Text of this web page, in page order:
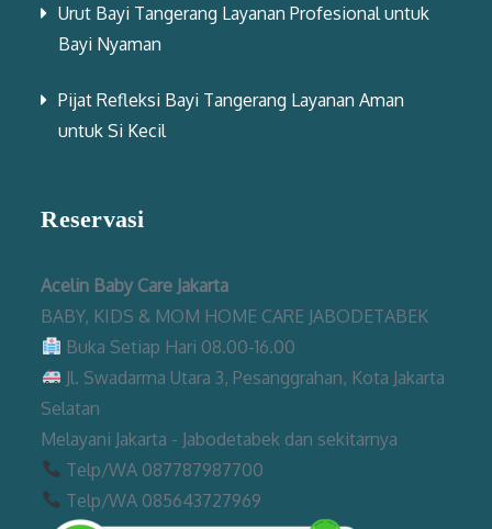
Urut Bayi Tangerang Layanan Profesional untuk
Bayi Nyaman
Pijat Refleksi Bayi Tangerang Layanan Aman
untuk Si Kecil
Reservasi
Acelin Baby Care Jakarta
BABY, KIDS & MOM HOME CARE JABODETABEK
Buka Setiap Hari 08.00-16.00
Jl. Swadarma Utara 3, Pesanggrahan, Kota Jakarta
Selatan
Melayani Jakarta - Jabodetabek dan sekitarnya
Telp/WA 087787987700
Telp/WA 085643727969